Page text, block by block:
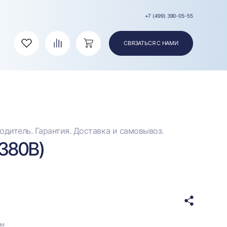
+7 (499) 390-05-55
Избранное СравнениеКорзина СВЯЗАТЬСЯ С НАМИ
Гарантия. Доставка и самовывоз.